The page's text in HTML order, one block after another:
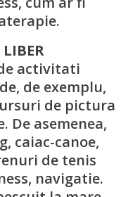
activitati
de exemplu,
de pictura
De asemenea,
caiac-canoe,
de tenis
navigatie.